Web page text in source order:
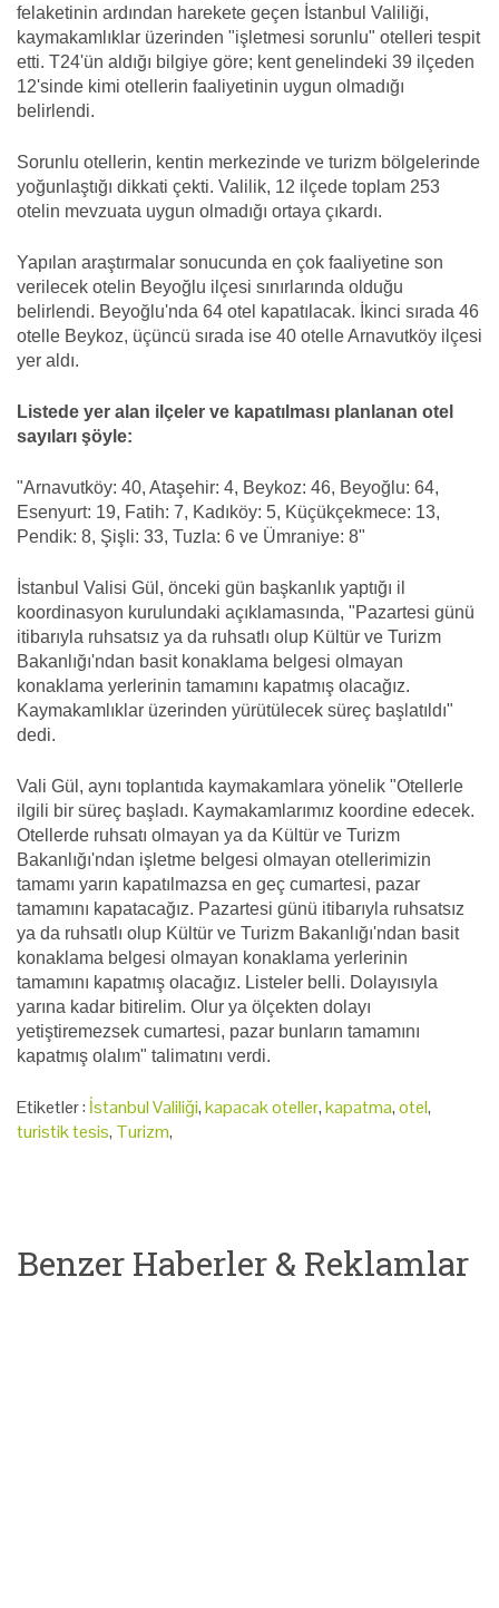
felaketinin ardından harekete geçen İstanbul Valiliği,
kaymakamlıklar üzerinden "işletmesi sorunlu" otelleri tespit
etti. T24'ün aldığı bilgiye göre; kent genelindeki 39 ilçeden
12'sinde kimi otellerin faaliyetinin uygun olmadığı
belirlendi.
Sorunlu otellerin, kentin merkezinde ve turizm bölgelerinde
yoğunlaştığı dikkati çekti. Valilik, 12 ilçede toplam 253
otelin mevzuata uygun olmadığı ortaya çıkardı.
Yapılan araştırmalar sonucunda en çok faaliyetine son
verilecek otelin Beyoğlu ilçesi sınırlarında olduğu
belirlendi. Beyoğlu'nda 64 otel kapatılacak. İkinci sırada 46
otelle Beykoz, üçüncü sırada ise 40 otelle Arnavutköy ilçesi
yer aldı.
Listede yer alan ilçeler ve kapatılması planlanan otel
sayıları şöyle:
"Arnavutköy: 40, Ataşehir: 4, Beykoz: 46, Beyoğlu: 64,
Esenyurt: 19, Fatih: 7, Kadıköy: 5, Küçükçekmece: 13,
Pendik: 8, Şişli: 33, Tuzla: 6 ve Ümraniye: 8"
İstanbul Valisi Gül, önceki gün başkanlık yaptığı il
koordinasyon kurulundaki açıklamasında, "Pazartesi günü
itibarıyla ruhsatsız ya da ruhsatlı olup Kültür ve Turizm
Bakanlığı'ndan basit konaklama belgesi olmayan
konaklama yerlerinin tamamını kapatmış olacağız.
Kaymakamlıklar üzerinden yürütülecek süreç başlatıldı"
dedi.
Vali Gül, aynı toplantıda kaymakamlara yönelik "Otellerle
ilgili bir süreç başladı. Kaymakamlarımız koordine edecek.
Otellerde ruhsatı olmayan ya da Kültür ve Turizm
Bakanlığı'ndan işletme belgesi olmayan otellerimizin
tamamı yarın kapatılmazsa en geç cumartesi, pazar
tamamını kapatacağız. Pazartesi günü itibarıyla ruhsatsız
ya da ruhsatlı olup Kültür ve Turizm Bakanlığı'ndan basit
konaklama belgesi olmayan konaklama yerlerinin
tamamını kapatmış olacağız. Listeler belli. Dolayısıyla
yarına kadar bitirelim. Olur ya ölçekten dolayı
yetiştiremezsek cumartesi, pazar bunların tamamını
kapatmış olalım" talimatını verdi.
Etiketler : İstanbul Valiliği,kapacak oteller,kapatma,otel,
turistik tesis, Turizm,
Benzer Haberler & Reklamlar